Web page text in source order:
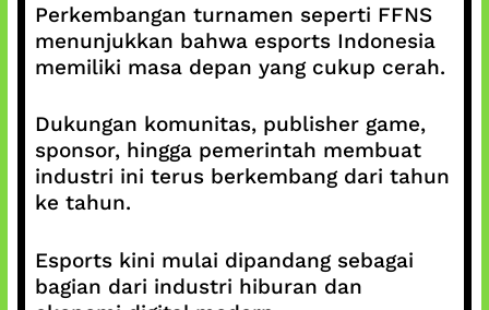
Perkembangan turnamen seperti FFNS
menunjukkan bahwa esports Indonesia
memiliki masa depan yang cukup cerah.
Dukungan komunitas, publisher game,
sponsor, hingga pemerintah membuat
industri ini terus berkembang dari tahun
ke tahun.
Esports kini mulai dipandang sebagai
bagian dari industri hiburan dan